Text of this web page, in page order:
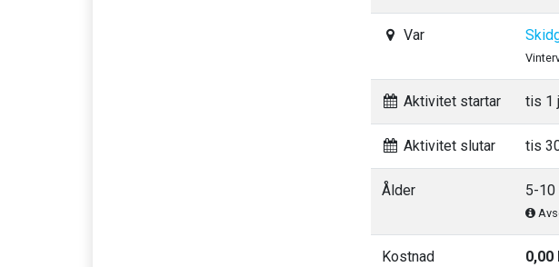
Var
Aktivitet startar tis 1
Aktivitet slutar tis
Ålder 5-10
Kostnad 0,00